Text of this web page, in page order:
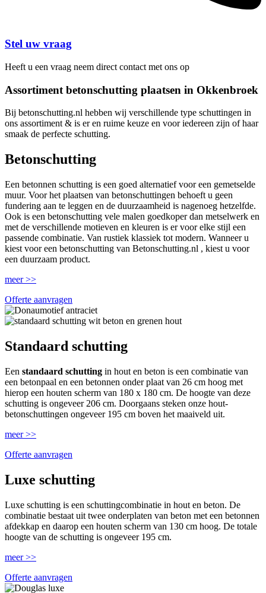
Stel uw vraag
Heeft u een vraag neem direct contact met ons op
Assortiment betonschutting plaatsen in Okkenbroek
Bij betonschutting.nl hebben wij verschillende type schuttingen in
ons assortiment & is er en ruime keuze en voor iedereen zijn of haar
smaak de perfecte schutting.
Betonschutting
Een betonnen schutting is een goed alternatief voor een gemetselde
muur. Voor het plaatsen van betonschuttingen behoeft u geen
fundering aan te leggen en de duurzaamheid is nagenoeg hetzelfde.
Ook is een betonschutting vele malen goedkoper dan metselwerk en
met de verschillende motieven en kleuren is er voor elke stijl een
passende combinatie. Van rustiek klassiek tot modern. Wanneer u
kiest voor een betonschutting van Betonschutting.nl , kiest u voor
een duurzaam product.
meer >>
Offerte aanvragen
Standaard schutting
Een standaard schutting in hout en beton is een combinatie van
een betonpaal en een betonnen onder plaat van 26 cm hoog met
hierop een houten scherm van 180 x 180 cm. De hoogte van deze
schutting is ongeveer 206 cm. Doorgaans steken onze hout-
betonschuttingen ongeveer 195 cm boven het maaiveld uit.
meer >>
Offerte aanvragen
Luxe schutting
Luxe schutting is een schuttingcombinatie in hout en beton. De
combinatie bestaat uit twee onderplaten van beton met een betonnen
afdekkap en daarop een houten scherm van 130 cm hoog. De totale
hoogte van de schutting is ongeveer 195 cm.
meer >>
Offerte aanvragen